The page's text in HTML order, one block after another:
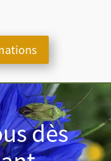
dès